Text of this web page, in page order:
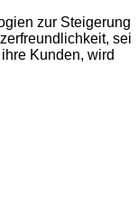
zur Steigerung
sei
Kunden, wird